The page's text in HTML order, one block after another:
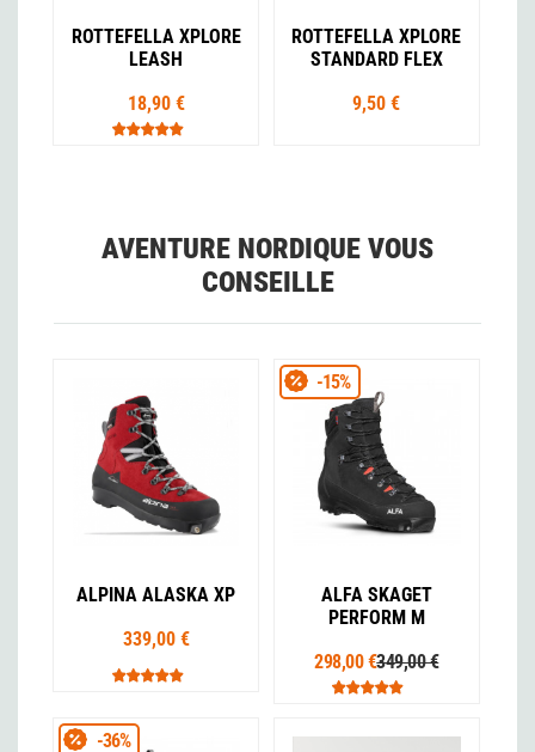
ROTTEFELLA XPLORE
LEASH
18,90 €
ROTTEFELLA XPLORE
STANDARD FLEX
9,50 €
AVENTURE NORDIQUE VOUS
CONSEILLE
ALPINA ALASKA XP
339,00 €
ALFA SKAGET
PERFORM M
298,00 €349,00 €
-15%
-36%